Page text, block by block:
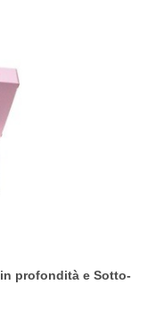
in profonditàe Sotto-